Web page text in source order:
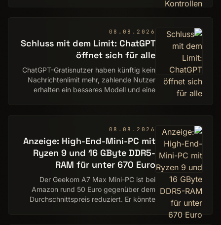
08.08.2026
Schluss mit dem Limit: ChatGPT
öffnet sich für alle
ChatGPT-Gratisnutzer haben künftig kein
Nachrichtenlimit mehr, zahlende Nutzer
erhalten ein besseres Modell und eine
08.08.2026
Anzeige: High-End-Mini-PC mit
Ryzen 9 und 16 GByte DDR5-
RAM für unter 670 Euro
Der Geekom A7 Max Mini-PC ist bei
Amazon rund 50 Euro gegenüber dem
Durchschnittspreis reduziert. Er könnte